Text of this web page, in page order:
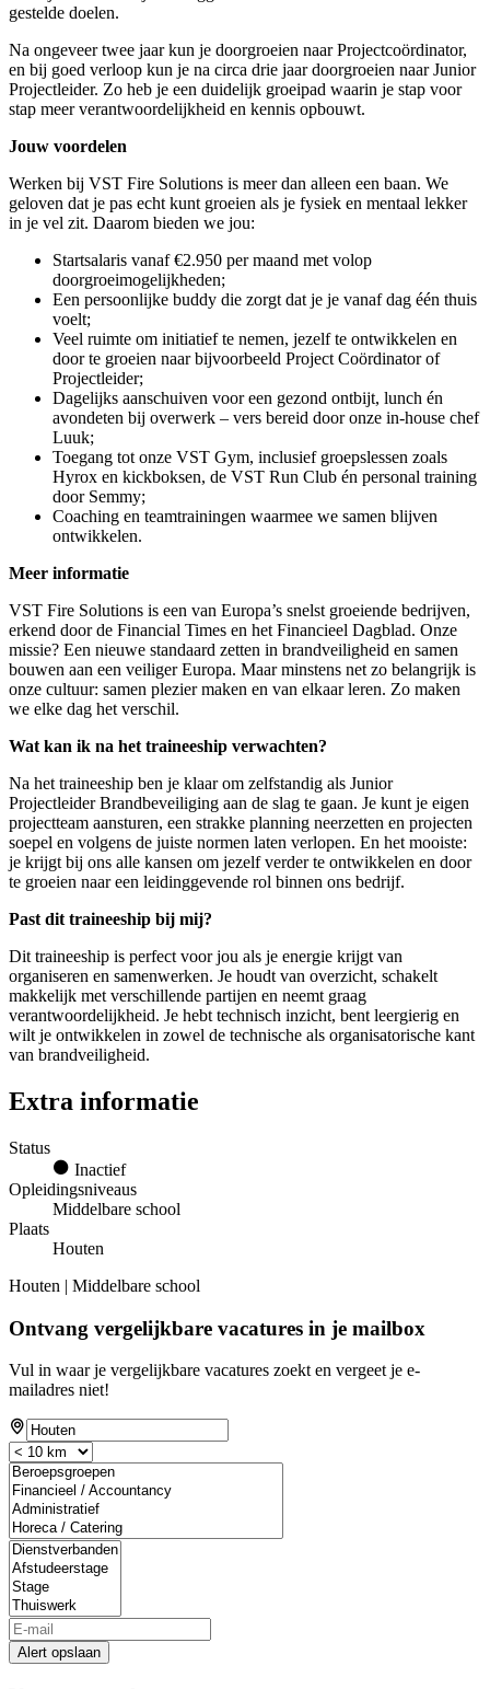
gestelde doelen.
Na ongeveer twee jaar kun je doorgroeien naar Projectcoördinator,
en bij goed verloop kun je na circa drie jaar doorgroeien naar Junior
Projectleider. Zo heb je een duidelijk groeipad waarin je stap voor
stap meer verantwoordelijkheid en kennis opbouwt.
Jouw voordelen
Werken bij VST Fire Solutions is meer dan alleen een baan. We
geloven dat je pas echt kunt groeien als je fysiek en mentaal lekker
in je vel zit. Daarom bieden we jou:
Startsalaris vanaf €2.950 per maand met volop
doorgroeimogelijkheden;
Een persoonlijke buddy die zorgt dat je je vanaf dag één thuis
voelt;
Veel ruimte om initiatief te nemen, jezelf te ontwikkelen en
door te groeien naar bijvoorbeeld Project Coördinator of
Projectleider;
Dagelijks aanschuiven voor een gezond ontbijt, lunch én
avondeten bij overwerk – vers bereid door onze in-house chef
Luuk;
Toegang tot onze VST Gym, inclusief groepslessen zoals
Hyrox en kickboksen, de VST Run Club én personal training
door Semmy;
Coaching en teamtrainingen waarmee we samen blijven
ontwikkelen.
Meer informatie
VST Fire Solutions is een van Europa’s snelst groeiende bedrijven,
erkend door de Financial Times en het Financieel Dagblad. Onze
missie? Een nieuwe standaard zetten in brandveiligheid en samen
bouwen aan een veiliger Europa. Maar minstens net zo belangrijk is
onze cultuur: samen plezier maken en van elkaar leren. Zo maken
we elke dag het verschil.
Wat kan ik na het traineeship verwachten?
Na het traineeship ben je klaar om zelfstandig als Junior
Projectleider Brandbeveiliging aan de slag te gaan. Je kunt je eigen
projectteam aansturen, een strakke planning neerzetten en projecten
soepel en volgens de juiste normen laten verlopen. En het mooiste:
je krijgt bij ons alle kansen om jezelf verder te ontwikkelen en door
te groeien naar een leidinggevende rol binnen ons bedrijf.
Past dit traineeship bij mij?
Dit traineeship is perfect voor jou als je energie krijgt van
organiseren en samenwerken. Je houdt van overzicht, schakelt
makkelijk met verschillende partijen en neemt graag
verantwoordelijkheid. Je hebt technisch inzicht, bent leergierig en
wilt je ontwikkelen in zowel de technische als organisatorische kant
van brandveiligheid.
Extra informatie
Status
Inactief
Opleidingsniveaus
Middelbare school
Plaats
Houten
Houten | Middelbare school
Ontvang vergelijkbare vacatures in je mailbox
Vul in waar je vergelijkbare vacatures zoekt en vergeet je e-
mailadres niet!
Alert opslaan